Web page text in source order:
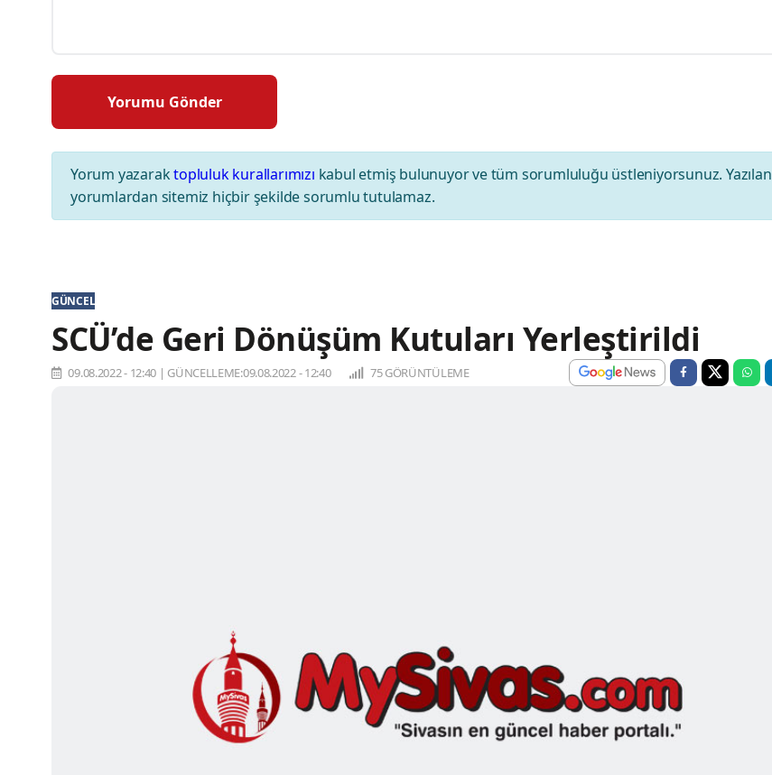
Yorum yazaraktopluluk kurallarımızı kabul etmiş bulunuyor ve tüm sorumluluğu üstleniyorsunuz. Yazılan
yorumlardan sitemiz hiçbir şekilde sorumlu tutulamaz.
GÜNCEL
SCÜ’de Geri Dönüşüm Kutuları Yerleştirildi
09.08.2022 - 12:40 | GÜNCELLEME:09.08.2022 - 12:40 75 GÖRÜNTÜLEME